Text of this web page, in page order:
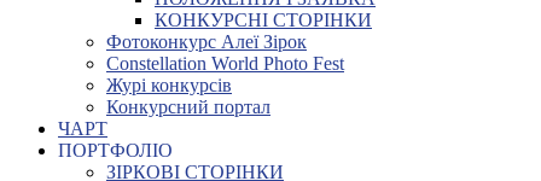
КОНКУРСНІ СТОРІНКИ
Фотоконкурс Алеї Зірок
Constellation World Photo Fest
Журі конкурсів
Конкурсний портал
ЧАРТ
ПОРТФОЛІО
ЗІРКОВІ СТОРІНКИ